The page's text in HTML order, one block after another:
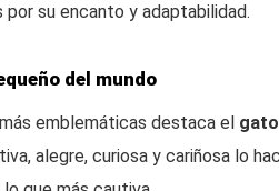
por su encanto y adaptabilidad.
del mundo
más emblemáticas destaca el
alegre, curiosa y cariñosa lo